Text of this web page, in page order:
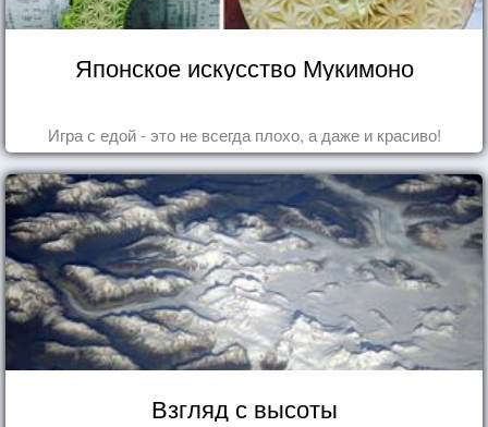
Японское искусство Мукимоно
Игра с едой - это не всегда плохо, а даже и красиво!
Взгляд с высоты